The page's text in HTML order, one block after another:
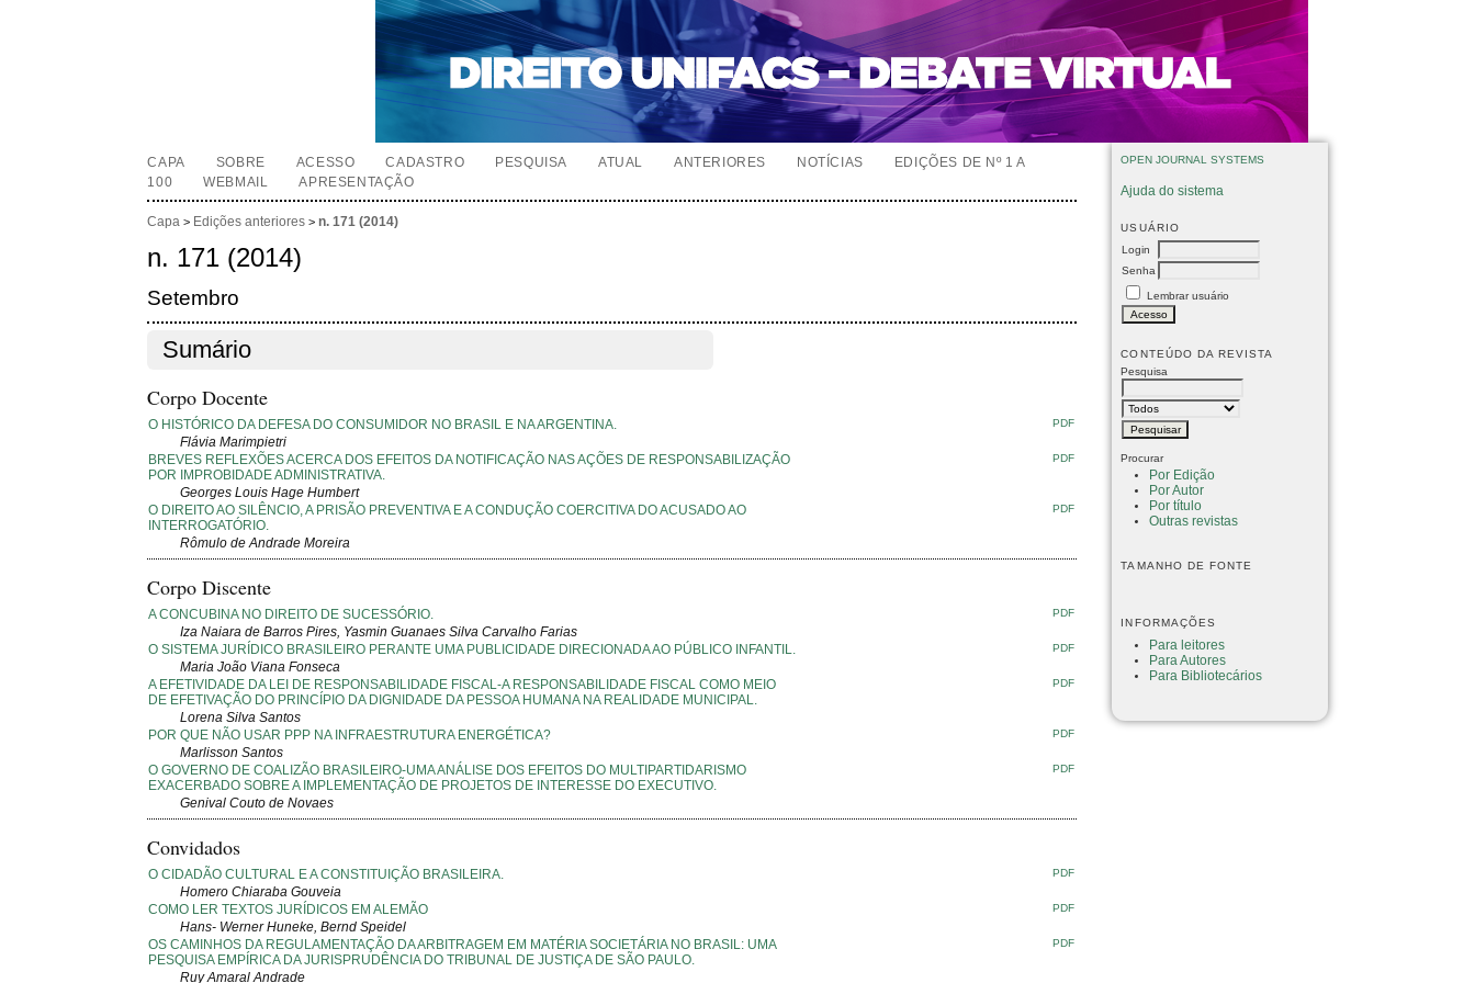
OPEN JOURNAL SYSTEMS
Ajuda do sistema
USUÁRIO
Login
Senha
Lembrar usuário
CONTEÚDO DA REVISTA
Pesquisa
Procurar
Por Edição
Por Autor
Por título
Outras revistas
TAMANHO DE FONTE
INFORMAÇÕES
Para leitores
Para Autores
Para Bibliotecários
CAPA SOBRE ACESSO CADASTRO PESQUISA ATUAL ANTERIORES NOTÍCIAS
EDIÇÕES DE Nº 1 A
100
WEBMAIL APRESENTAÇÃO
Capa > Edições anteriores >n. 171 (2014)
n. 171 (2014)
Setembro
Sumário
Corpo Docente
O HISTÓRICO DA DEFESA DO CONSUMIDOR NO BRASIL E NA ARGENTINA. PDF
Flávia Marimpietri
BREVES REFLEXÕES ACERCA DOS EFEITOS DA NOTIFICAÇÃO NAS AÇÕES DE RESPONSABILIZAÇÃO
POR IMPROBIDADE ADMINISTRATIVA.
PDF
Georges Louis Hage Humbert
O DIREITO AO SILÊNCIO, A PRISÃO PREVENTIVA E A CONDUÇÃO COERCITIVA DO ACUSADO AO
INTERROGATÓRIO.
PDF
Rômulo de Andrade Moreira
Corpo Discente
A CONCUBINA NO DIREITO DE SUCESSÓRIO. PDF
Iza Naiara de Barros Pires, Yasmin Guanaes Silva Carvalho Farias
O SISTEMA JURÍDICO BRASILEIRO PERANTE UMA PUBLICIDADE DIRECIONADA AO PÚBLICO INFANTIL.
PDF
Maria João Viana Fonseca
A EFETIVIDADE DA LEI DE RESPONSABILIDADE FISCAL-A RESPONSABILIDADE FISCAL COMO MEIO
DE EFETIVAÇÃO DO PRINCÍPIO DA DIGNIDADE DA PESSOA HUMANA NA REALIDADE MUNICIPAL.
PDF
Lorena Silva Santos
POR QUE NÃO USAR PPP NA INFRAESTRUTURA ENERGÉTICA?
PDF
Marlisson Santos
O GOVERNO DE COALIZÃO BRASILEIRO-UMA ANÁLISE DOS EFEITOS DO MULTIPARTIDARISMO
EXACERBADO SOBRE A IMPLEMENTAÇÃO DE PROJETOS DE INTERESSE DO EXECUTIVO.
PDF
Genival Couto de Novaes
Convidados
O CIDADÃO CULTURAL E A CONSTITUIÇÃO BRASILEIRA. PDF
Homero Chiaraba Gouveia
COMO LER TEXTOS JURÍDICOS EM ALEMÃO
PDF
Hans- Werner Huneke, Bernd Speidel
OS CAMINHOS DA REGULAMENTAÇÃO DA ARBITRAGEM EM MATÉRIA SOCIETÁRIA NO BRASIL: UMA
PESQUISA EMPÍRICA DA JURISPRUDÊNCIA DO TRIBUNAL DE JUSTIÇA DE SÃO PAULO.
PDF
Ruy Amaral Andrade